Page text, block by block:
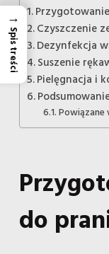
Czyszczenie
Dezynfekcja
Suszenie
Pielęgnacja i
Powiązane
do
→
Spis treści